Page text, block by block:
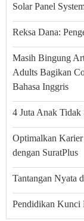
Solar Panel
Reksa Dana:
Masih Bingung
Adults Bagikan
Bahasa Inggris
4 Juta Anak Tidak
Optimalkan
dengan SuratPlus
Tantangan Nyata
Pendidikan Kunci